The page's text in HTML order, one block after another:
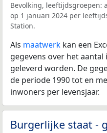
Bevolking, leeftijdsgroepen:
op 1 januari 2024 per
Station.
Als maatwerk kan een
gegevens over het
geleverd worden. De
de periode 1990 tot en
inwoners per levensjaar.
Burgerlijke staat -